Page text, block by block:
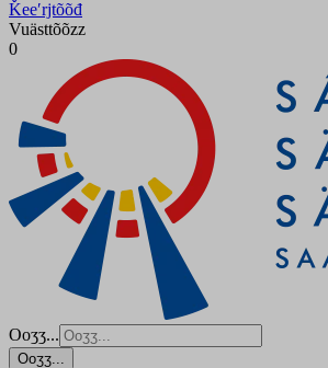
Ǩeeʹrjtõõđ
Vuästtõõzz
0
Ooʒʒ...
Ooʒʒ...